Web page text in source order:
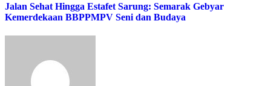
Jalan Sehat Hingga Estafet Sarung: Semarak Gebyar
Kemerdekaan BBPPMPV Seni dan Budaya